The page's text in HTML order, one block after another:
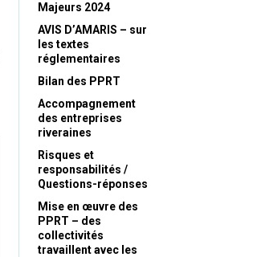
Majeurs 2024
AVIS D’AMARIS – sur
les textes
réglementaires
Bilan des PPRT
Accompagnement
des entreprises
riveraines
Risques et
responsabilités /
Questions-réponses
Mise en œuvre des
PPRT – des
collectivités
travaillent avec les